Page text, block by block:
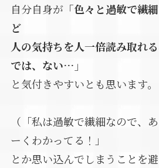
自分自身が「色々と過敏で繊
ど
人の気持ちを人一倍読み取れ
では、ない…」
と気付きやすいとも思います。
（「私は過敏で繊細なので、
ーくわかってる！」
とか思い込んでしまうことを避